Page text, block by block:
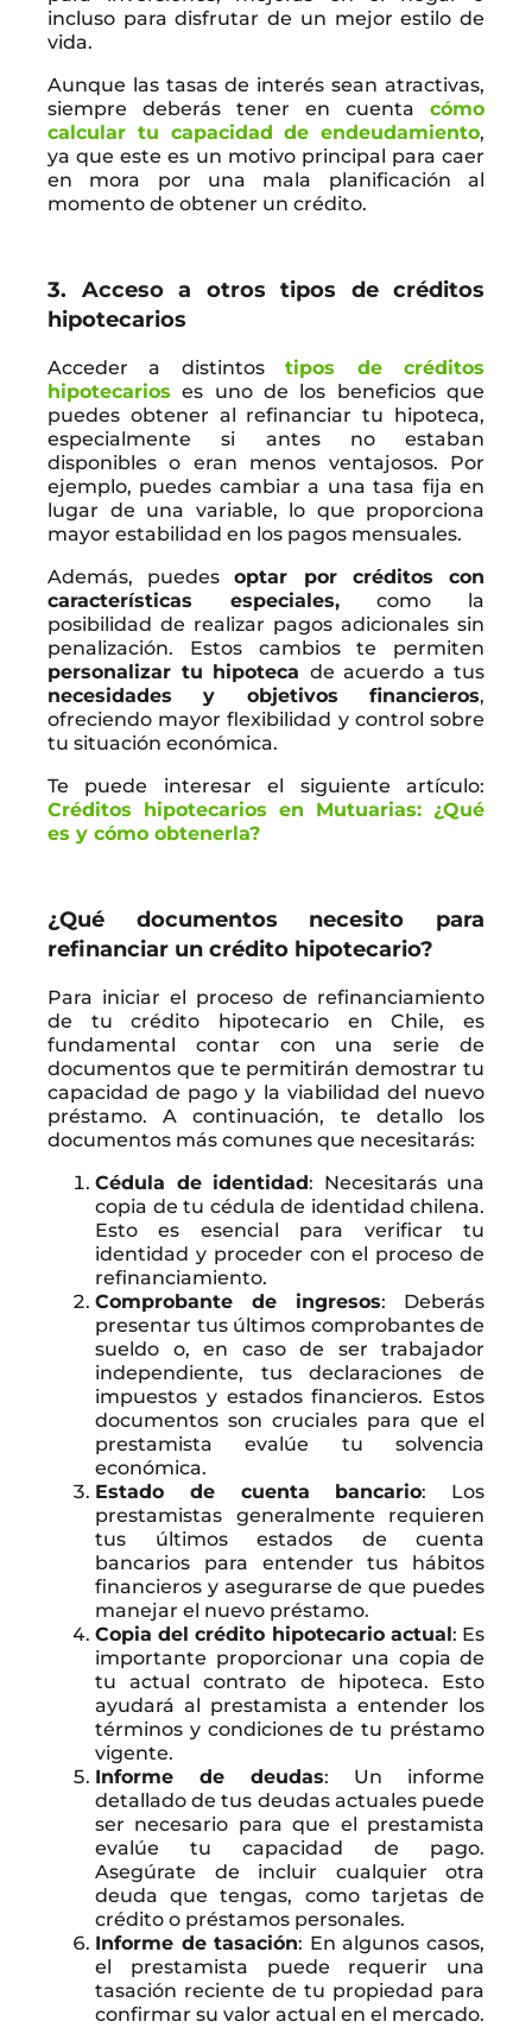
incluso para disfrutar de un mejor estilo de
vida.
Aunque las tasas de interés sean atractivas,
siempre deberás tener en cuenta cómo
calcular tu capacidad de endeudamiento,
ya que este es un motivo principal para caer
en mora por una mala planificación al
momento de obtener un crédito.
3. Acceso a otros tipos de créditos
hipotecarios
Acceder a distintostipos de créditos
hipotecarios es uno de los beneficios que
puedes obtener al refinanciar tu hipoteca,
especialmente si antes no estaban
disponibles o eran menos ventajosos. Por
ejemplo, puedes cambiar a una tasa fija en
lugar de una variable, lo que proporciona
mayor estabilidad en los pagos mensuales.
Además, puedesoptar por créditos con
características especiales, como la
posibilidad de realizar pagos adicionales sin
penalización. Estos cambios te permiten
personalizar tu hipoteca de acuerdo a tus
necesidades y objetivos financieros,
ofreciendo mayor flexibilidad y control sobre
tu situación económica.
Te puede interesar el siguiente artículo:
Créditos hipotecarios en Mutuarias: ¿Qué
es y cómo obtenerla?
¿Qué documentos necesito para
refinanciar un crédito hipotecario?
Para iniciar el proceso de refinanciamiento
de tu crédito hipotecario en Chile, es
fundamental contar con una serie de
documentos que te permitirán demostrar tu
capacidad de pago y la viabilidad del nuevo
préstamo. A continuación, te detallo los
documentos más comunes que necesitarás:
Cédula de identidad: Necesitarás una
copia de tu cédula de identidad chilena.
Esto es esencial para verificar tu
identidad y proceder con el proceso de
refinanciamiento.
Comprobante de ingresos: Deberás
presentar tus últimos comprobantes de
sueldo o, en caso de ser trabajador
independiente, tus declaraciones de
impuestos y estados financieros. Estos
documentos son cruciales para que el
prestamista evalúe tu solvencia
económica.
Estado de cuenta bancario: Los
prestamistas generalmente requieren
tus últimos estados de cuenta
bancarios para entender tus hábitos
financieros y asegurarse de que puedes
manejar el nuevo préstamo.
Copia del crédito hipotecario actual: Es
importante proporcionar una copia de
tu actual contrato de hipoteca. Esto
ayudará al prestamista a entender los
términos y condiciones de tu préstamo
vigente.
Informe de deudas: Un informe
detallado de tus deudas actuales puede
ser necesario para que el prestamista
evalúe tu capacidad de pago.
Asegúrate de incluir cualquier otra
deuda que tengas, como tarjetas de
crédito o préstamos personales.
Informe de tasación: En algunos casos,
el prestamista puede requerir una
tasación reciente de tu propiedad para
confirmar su valor actual en el mercado.